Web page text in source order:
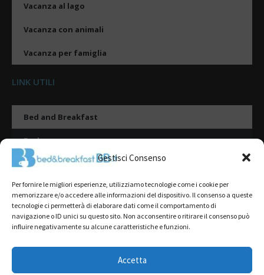
Gestisci Consenso
Per fornire le migliori esperienze, utilizziamo tecnologie come i cookie per
memorizzare e/o accedere alle informazioni del dispositivo. Il consenso a queste
tecnologie ci permetterà di elaborare dati come il comportamento di
navigazione o ID unici su questo sito. Non acconsentire o ritirare il consenso può
influire negativamente su alcune caratteristiche e funzioni.
Accetta
Vacanza al lago
Vacanza con animali
Vacanza per famiglia
LINK UTILI
Bed and Breakfast
Esplora
Tipologie di alloggio
Destinazioni
Il mio account